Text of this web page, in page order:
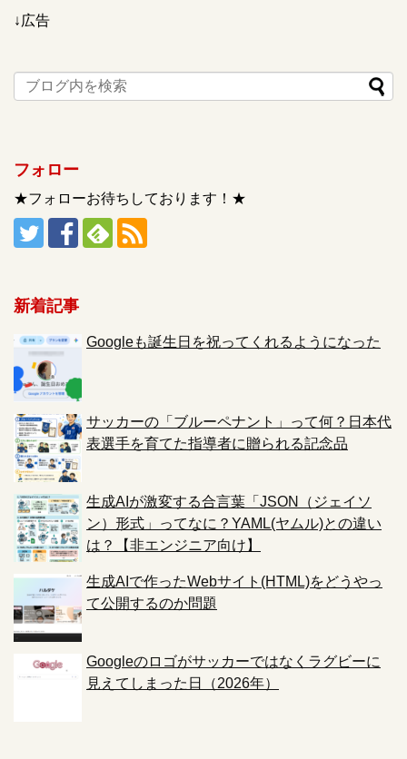
↓広告
フォロー
★フォローお待ちしております！★
新着記事
Googleも誕生日を祝ってくれるようになった
サッカーの「ブルーペナント」って何？日本代
表選手を育てた指導者に贈られる記念品
生成AIが激変する合言葉「JSON（ジェイソ
ン）形式」ってなに？YAML(ヤムル)との違い
は？【非エンジニア向け】
生成AIで作ったWebサイト(HTML)をどうやっ
て公開するのか問題
Googleのロゴがサッカーではなくラグビーに
見えてしまった日（2026年）